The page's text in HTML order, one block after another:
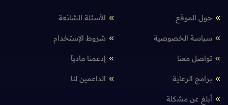
حول الموقع الأسئلة الشائعة
سياسة الخصوصية شروط الإستخدام
تواصل معنا إدعمنا مادياً
برامج الرعاية الداعمين لنا
أبلغ عن مشكلة